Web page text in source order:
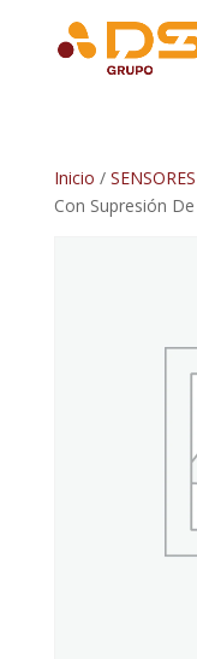
Inicio / SENSORES
Con Supresión